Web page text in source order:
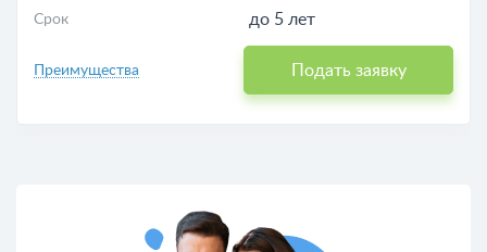
Срок до 5 лет
Преимущества Подать заявку